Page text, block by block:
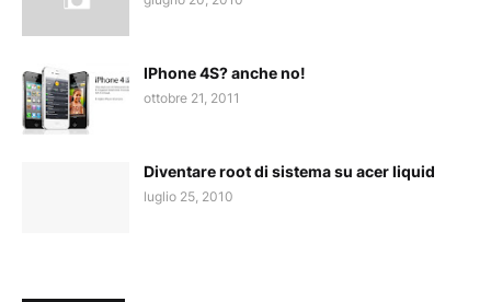
IPhone 4S? anche no!
ottobre 21, 2011
Diventare root di sistema su acer liquid
luglio 25, 2010